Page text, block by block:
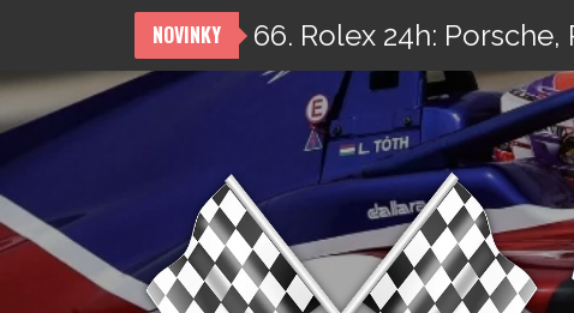
Přeskočit
obsah
NOVINKY 66. Rolex 24h: